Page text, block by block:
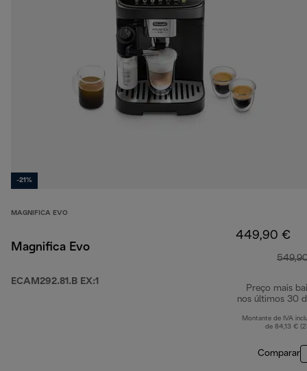
-21%
MAGNIFICA EVO
Magnifica Evo
ECAM292.81.B EX:1
449,90 €
Preço mais
nos últimos 30
Montante de IVA
de 84,13 €
Comparar